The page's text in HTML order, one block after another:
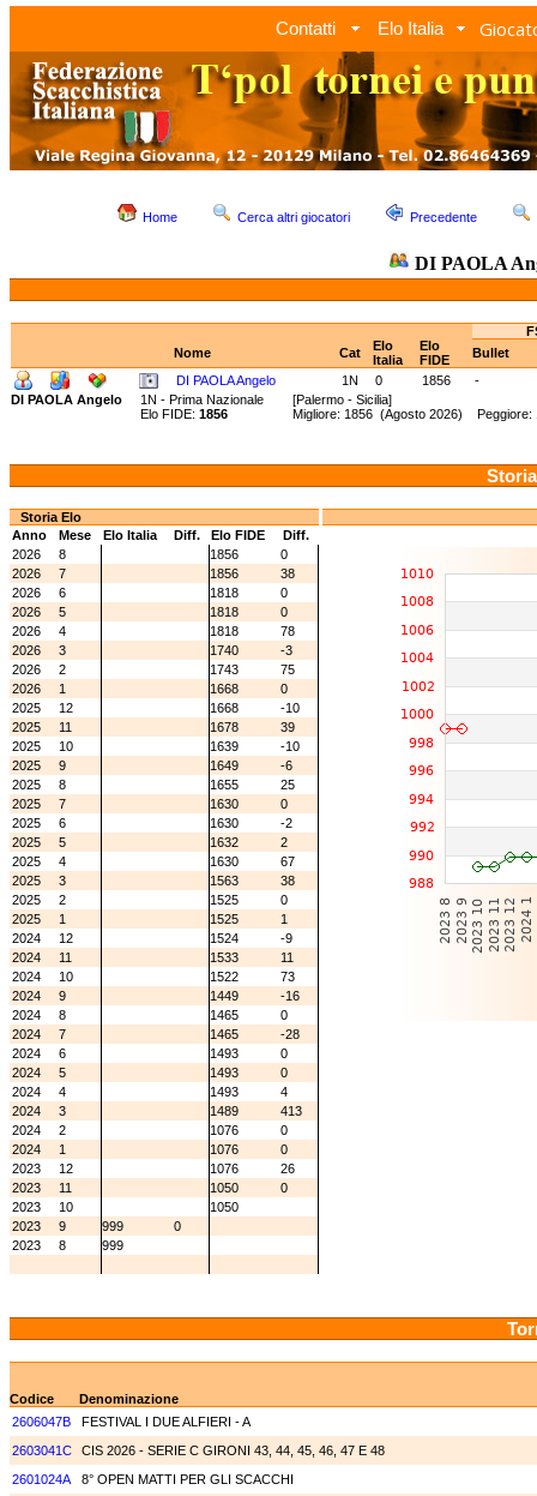
Contatti Elo Italia
Home Cerca altri giocatori Precedente
DI PAOLA
Nome
Cat
Elo
Italia
Elo
FIDE
Bullet
DI PAOLA Angelo
1N 0 1856
-
DI PAOLA Angelo
1N - Prima Nazionale [Palermo - Sicilia]
Elo FIDE: 1856 Migliore: 1856 (Agosto 2026) Peggiore:
Storia Elo
Anno
Mese Elo Italia Diff. Elo FIDE
Diff.
2026
8 1856
0
2026
7 1856
38
2026
6 1818
0
2026
5 1818
0
2026
4 1818
78
2026
3 1740
-3
2026
2 1743
75
2026
1 1668
0
2025
12 1668
-10
2025
11 1678
39
2025
10 1639
-10
2025
9 1649
-6
2025
8 1655
25
2025
7 1630
0
2025
6 1630
-2
2025
5 1632
2
2025
4 1630
67
2025
3 1563
38
2025
2 1525
0
2025
1 1525
1
2024
12 1524
-9
2024
11 1533
11
2024
10 1522
73
2024
9 1449
-16
2024
8 1465
0
2024
7 1465
-28
2024
6 1493
0
2024
5 1493
0
2024
4 1493
4
2024
3 1489
413
2024
2 1076
0
2024
1 1076
0
2023
12 1076
26
2023
11 1050
0
2023
10
1050
2023
9 999
0
2023
8 999
Codice
Denominazione
2606047B
FESTIVAL I DUE ALFIERI - A
2603041C
CIS 2026 - SERIE C GIRONI 43, 44, 45, 46, 47 E 48
2601024A
8° OPEN MATTI PER GLI SCACCHI